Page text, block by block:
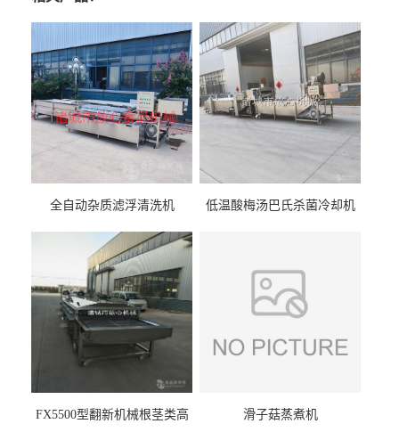
全自动杂质滤浮清洗机 低温酸梅汤巴氏杀菌冷却机
FX5500型翻新机械根茎类高
滑子菇蒸煮机